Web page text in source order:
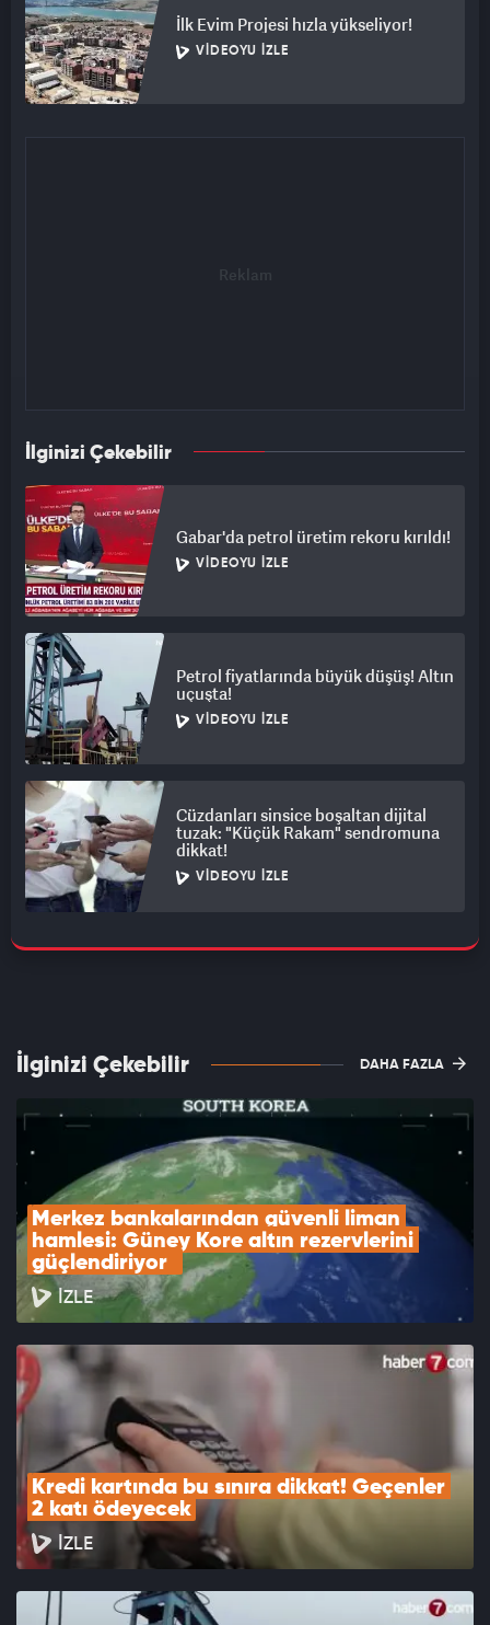
İlk Evim Projesi hızla yükseliyor!
VIDEOYU İZLE
İlginizi Çekebilir
Gabar'da petrol üretim rekoru kırıldı!
VIDEOYU İZLE
Petrol fiyatlarında büyük düşüş! Altın
uçuşta!
VIDEOYU İZLE
Cüzdanları sinsice boşaltan dijital
tuzak: "Küçük Rakam" sendromuna
dikkat!
VIDEOYU İZLE
İlginizi Çekebilir DAHA FAZLA
Merkez bankalarından güvenli liman
hamlesi: Güney Kore altın rezervlerini
güçlendiriyor
İZLE
Kredi kartında bu sınıra dikkat! Geçenler
2 katı ödeyecek
İZLE